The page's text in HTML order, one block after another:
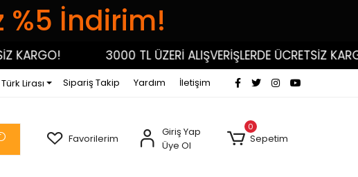
%5 İndirim!
3000 TL ÜZERİ ALIŞVERİŞLERDE ÜCRETSİZ KARGO!
Lirası Sipariş Takip Yardım İletişim
Favorilerim
Giriş Yap
Üye Ol
0
Sepetim